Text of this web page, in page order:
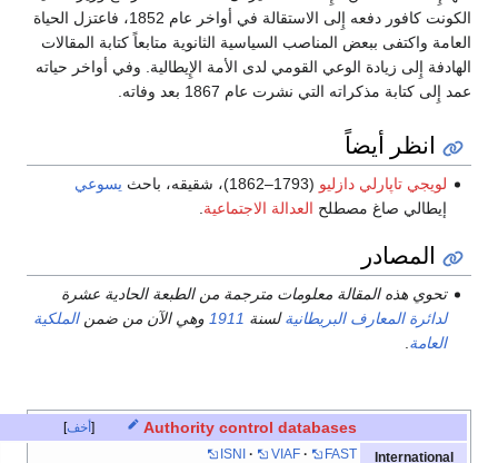
الكونت كافور دفعه إِلى الاستقالة في أواخر عام 1852، فاعتزل الحياة
العامة واكتفى ببعض المناصب السياسية الثانوية متابعاً كتابة المقالات
الهادفة إِلى زيادة الوعي القومي لدى الأمة الإِيطالية. وفي أواخر حياته
عمد إِلى كتابة مذكراته التي نشرت عام 1867 بعد وفاته.
انظر أيضاً
لويجي تاپارلي دازليو (1793–1862)، شقيقه، باحث
يسوعي
إيطالي صاغ مصطلح العدالة الاجتماعية
المصادر
تحوي هذه المقالة معلومات مترجمة من الطبعة الحادية عشرة
لدائرة المعارف البريطانيةلسنة 1911وهي الآن من ضمنالملكية
العامة.
أخف Authority control databases
International
ISNI VIAF FAST